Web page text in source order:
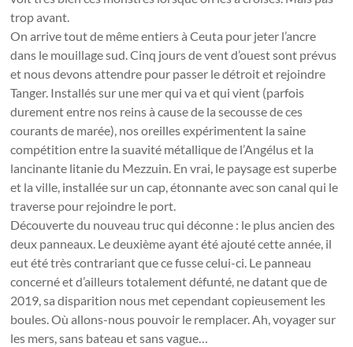
trop avant.
On arrive tout de même entiers à Ceuta pour jeter l’ancre
dans le mouillage sud. Cinq jours de vent d’ouest sont prévus
et nous devons attendre pour passer le détroit et rejoindre
Tanger. Installés sur une mer qui va et qui vient (parfois
durement entre nos reins à cause de la secousse de ces
courants de marée), nos oreilles expérimentent la saine
compétition entre la suavité métallique de l’Angélus et la
lancinante litanie du Mezzuin. En vrai, le paysage est superbe
et la ville, installée sur un cap, étonnante avec son canal qui le
traverse pour rejoindre le port.
Découverte du nouveau truc qui déconne : le plus ancien des
deux panneaux. Le deuxième ayant été ajouté cette année, il
eut été très contrariant que ce fusse celui-ci. Le panneau
concerné et d’ailleurs totalement défunté, ne datant que de
2019, sa disparition nous met cependant copieusement les
boules. Où allons-nous pouvoir le remplacer. Ah, voyager sur
les mers, sans bateau et sans vague…